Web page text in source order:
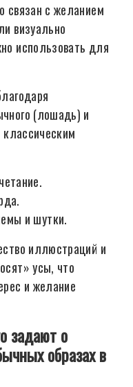
связан с желанием
визуально
использовать для
(лошадь) и
и шутки.
иллюстраций и
усы, что
и желание
задают о
образах в